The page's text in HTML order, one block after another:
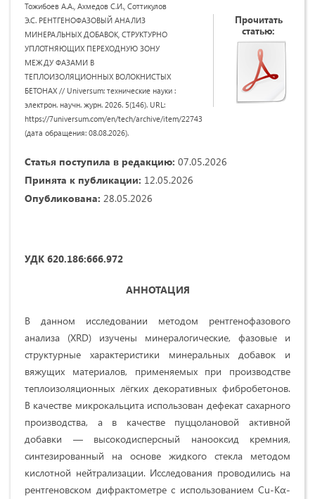
Тожибоев А.А., Ахмедов С.И., Соттикулов
Э.С. РЕНТГЕНОФАЗОВЫЙ АНАЛИЗ
МИНЕРАЛЬНЫХ ДОБАВОК, СТРУКТУРНО
УПЛОТНЯЮЩИХ ПЕРЕХОДНУЮ ЗОНУ
МЕЖДУ ФАЗАМИ В
ТЕПЛОИЗОЛЯЦИОННЫХ ВОЛОКНИСТЫХ
БЕТОНАХ // Universum: технические науки :
электрон. научн. журн. 2026. 5(146). URL:
https://7universum.com/en/tech/archive/item/22743
(дата обращения: 08.08.2026).
Прочитать
статью:
Статья поступила в редакцию: 07.05.2026
Принята к публикации: 12.05.2026
Опубликована: 28.05.2026
УДК 620.186:666.972
АННОТАЦИЯ
В данном исследовании методом рентгенофазового
анализа (XRD) изучены минералогические, фазовые и
структурные характеристики минеральных добавок и
вяжущих материалов, применяемых при производстве
теплоизоляционных лёгких декоративных фибробетонов.
В качестве микрокальцита использован дефекат сахарного
производства, а в качестве пуццолановой активной
добавки — высокодисперсный нанооксид кремния,
синтезированный на основе жидкого стекла методом
кислотной нейтрализации. Исследования проводились на
рентгеновском дифрактометре с использованием Cu-Kα-